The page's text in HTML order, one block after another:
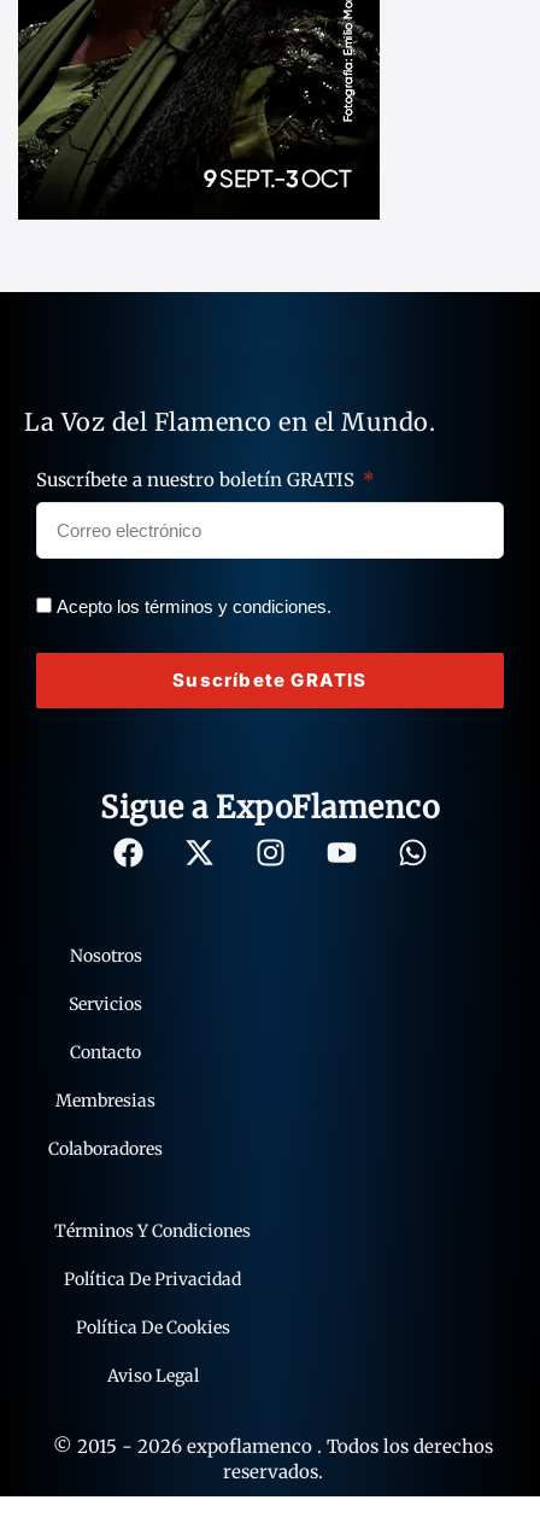
La Voz del Flamenco en el Mundo.
Suscríbete a nuestro boletín GRATIS
Acepto los términos y condiciones.
Aviso Legal
Colaboradores